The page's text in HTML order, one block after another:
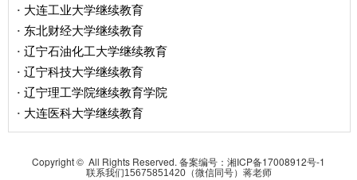
· 大连工业大学继续教育
· 东北财经大学继续教育
· 辽宁石油化工大学继续教育
· 辽宁科技大学继续教育
· 辽宁理工学院继续教育学院
· 大连医科大学继续教育
Copyright © All Rights Reserved. 备案编号： 湘ICP备17008912号-1
联系我们15675851420（微信同号）蒋老师